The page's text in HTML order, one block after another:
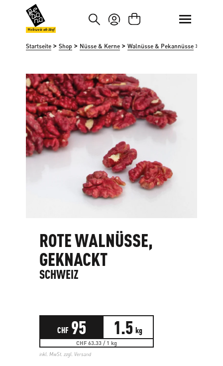
Hauptinhalt springen
Zur Suche springen
Weltweit ab Hof
Startseite > Shop > Nüsse & Kerne > Walnüsse & Pekannüsse >
Bildergalerie überspringen
ROTE WALNÜSSE,
GEKNACKT
SCHWEIZ
CHF 95 1.5 kg
CHF 63.33 / 1 kg
inkl. MwSt. zzgl. Versand